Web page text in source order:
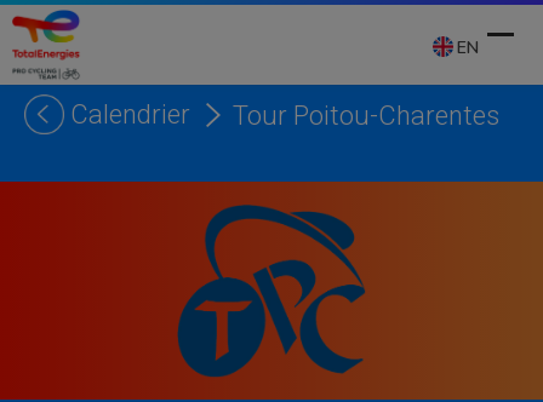
Skip
content
EN
Calendrier Tour Poitou-Charentes